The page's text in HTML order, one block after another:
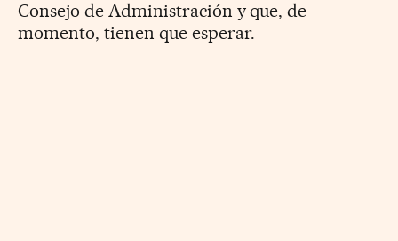
Consejo de Administración y que, de
momento, tienen que esperar.